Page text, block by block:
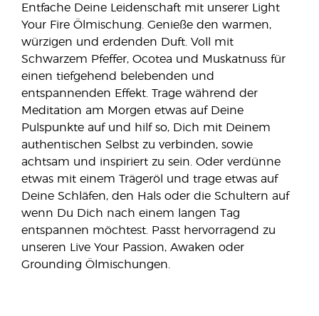
Entfache Deine Leidenschaft mit unserer Light
Your Fire Ölmischung. Genieße den warmen,
würzigen und erdenden Duft. Voll mit
Schwarzem Pfeffer, Ocotea und Muskatnuss für
einen tiefgehend belebenden und
entspannenden Effekt. Trage während der
Meditation am Morgen etwas auf Deine
Pulspunkte auf und hilf so, Dich mit Deinem
authentischen Selbst zu verbinden, sowie
achtsam und inspiriert zu sein. Oder verdünne
etwas mit einem Trägeröl und trage etwas auf
Deine Schläfen, den Hals oder die Schultern auf
wenn Du Dich nach einem langen Tag
entspannen möchtest. Passt hervorragend zu
unseren Live Your Passion, Awaken oder
Grounding Ölmischungen.